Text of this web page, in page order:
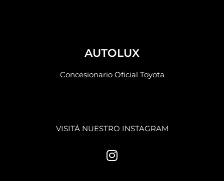
AUTOLUX
Concesionario Oficial Toyota
VISITÁ NUESTRO INSTAGRAM
I
n